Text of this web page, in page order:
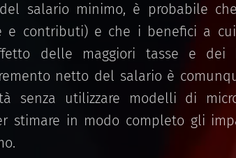
salario minimo, è probabile
e contributi) e che i benefici a
delle maggiori tasse e
netto del salario è
senza utilizzare modelli di
stimare in modo completo gli